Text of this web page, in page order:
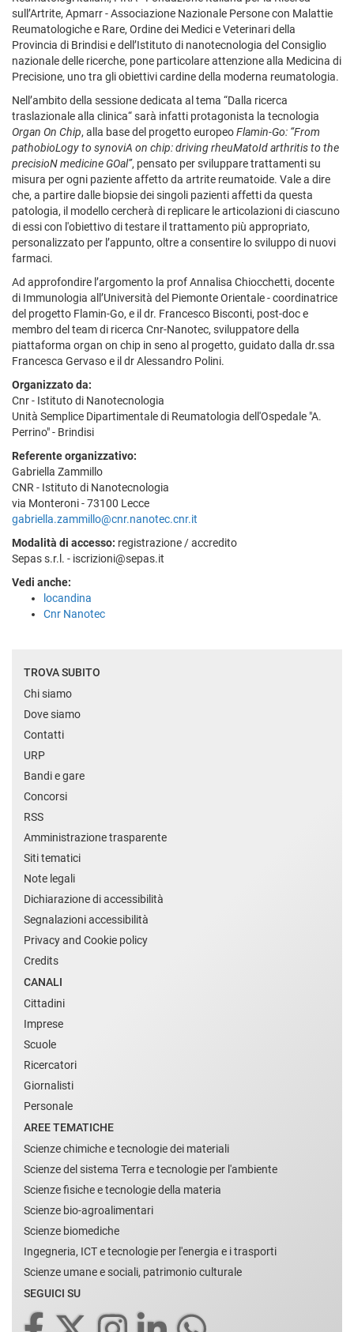
sull’Artrite, Apmarr - Associazione Nazionale Persone con Malattie
Reumatologiche e Rare, Ordine dei Medici e Veterinari della
Provincia di Brindisi e dell’Istituto di nanotecnologia del Consiglio
nazionale delle ricerche, pone particolare attenzione alla Medicina di
Precisione, uno tra gli obiettivi cardine della moderna reumatologia.
Nell’ambito della sessione dedicata al tema “Dalla ricerca
traslazionale alla clinica“ sarà infatti protagonista la tecnologia
Organ On Chip, alla base del progetto europeoFlamin-Go: “From
pathobioLogy to synoviA on chip: driving rheuMatoId arthritis to the
precisioN medicine GOal”, pensato per sviluppare trattamenti su
misura per ogni paziente affetto da artrite reumatoide. Vale a dire
che, a partire dalle biopsie dei singoli pazienti affetti da questa
patologia, il modello cercherà di replicare le articolazioni di ciascuno
di essi con l'obiettivo di testare il trattamento più appropriato,
personalizzato per l’appunto, oltre a consentire lo sviluppo di nuovi
farmaci.
Ad approfondire l’argomento la prof Annalisa Chiocchetti, docente
di Immunologia all’Università del Piemonte Orientale - coordinatrice
del progetto Flamin-Go, e il dr. Francesco Bisconti, post-doc e
membro del team di ricerca Cnr-Nanotec, sviluppatore della
piattaforma organ on chip in seno al progetto, guidato dalla dr.ssa
Francesca Gervaso e il dr Alessandro Polini.
Organizzato da:
Cnr - Istituto di Nanotecnologia
Unità Semplice Dipartimentale di Reumatologia dell'Ospedale "A.
Perrino" - Brindisi
Referente organizzativo:
Gabriella Zammillo
CNR - Istituto di Nanotecnologia
via Monteroni - 73100 Lecce
gabriella.zammillo@cnr.nanotec.cnr.it
Modalità di accesso: registrazione / accredito
Sepas s.r.l. - iscrizioni@sepas.it
Vedi anche:
locandina
Cnr Nanotec
TROVA SUBITO
Chi siamo
Dove siamo
Contatti
URP
Bandi e gare
Concorsi
RSS
Amministrazione trasparente
Siti tematici
Note legali
Dichiarazione di accessibilità
Segnalazioni accessibilità
Privacy and Cookie policy
Credits
CANALI
Cittadini
Imprese
Scuole
Ricercatori
Giornalisti
Personale
AREE TEMATICHE
Scienze chimiche e tecnologie dei materiali
Scienze del sistema Terra e tecnologie per l'ambiente
Scienze fisiche e tecnologie della materia
Scienze bio-agroalimentari
Scienze biomediche
Ingegneria, ICT e tecnologie per l'energia e i trasporti
Scienze umane e sociali, patrimonio culturale
SEGUICI SU